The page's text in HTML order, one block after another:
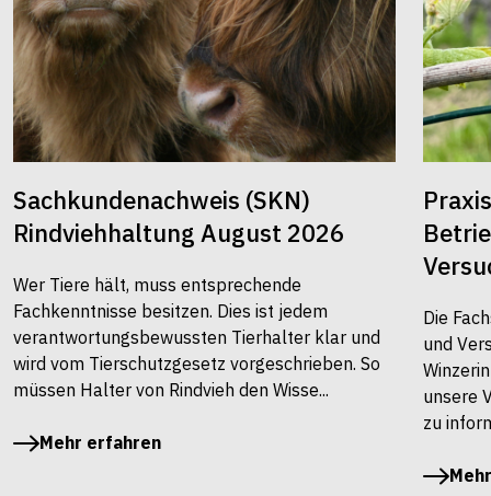
Sachkundenachweis (SKN)
Rindviehhaltung August 2026
Wer Tiere hält, muss entsprechende
Fachkenntnisse besitzen. Dies ist jedem
verantwortungsbewussten Tierhalter klar und
wird vom Tierschutzgesetz vorgeschrieben. So
müssen Halter von Rindvieh den Wisse...
Mehr erfahren
Die
und
unsere
zu